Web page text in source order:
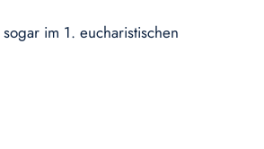
im 1. eucharistischen